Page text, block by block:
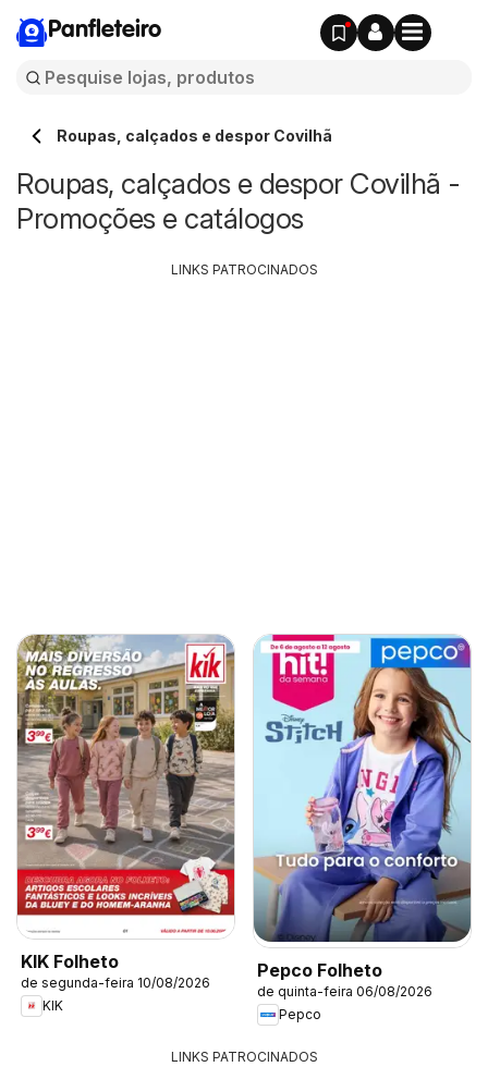
Panfleteiro
Roupas, calçados e despor Covilhã
Roupas, calçados e despor Covilhã -
Promoções e catálogos
KIK Folheto
de segunda-feira 10/08/2026
KIK
Pepco Folheto
de quinta-feira 06/08/2026
Pepco
LINKS PATROCINADOS
LINKS PATROCINADOS